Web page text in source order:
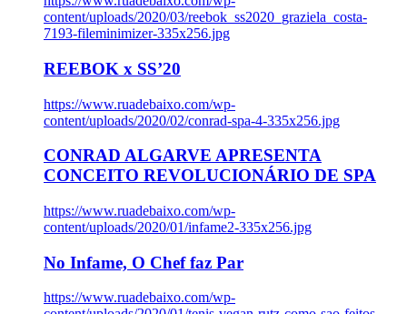
content/uploads/2020/03/reebok_ss2020_graziela_costa-
7193-fileminimizer-335x256.jpg
REEBOK x SS’20
https://www.ruadebaixo.com/wp-
content/uploads/2020/02/conrad-spa-4-335x256.jpg
CONRAD ALGARVE APRESENTA
CONCEITO REVOLUCIONÁRIO DE SPA
https://www.ruadebaixo.com/wp-
content/uploads/2020/01/infame2-335x256.jpg
No Infame, O Chef faz Par
https://www.ruadebaixo.com/wp-